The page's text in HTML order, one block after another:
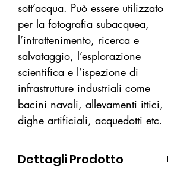
sott’acqua. Può essere utilizzato
per la fotografia subacquea,
l’intrattenimento, ricerca e
salvataggio, l’esplorazione
scientifica e l’ispezione di
infrastrutture industriali come
bacini navali, allevamenti ittici,
dighe artificiali, acquedotti etc.
Dettagli Prodotto